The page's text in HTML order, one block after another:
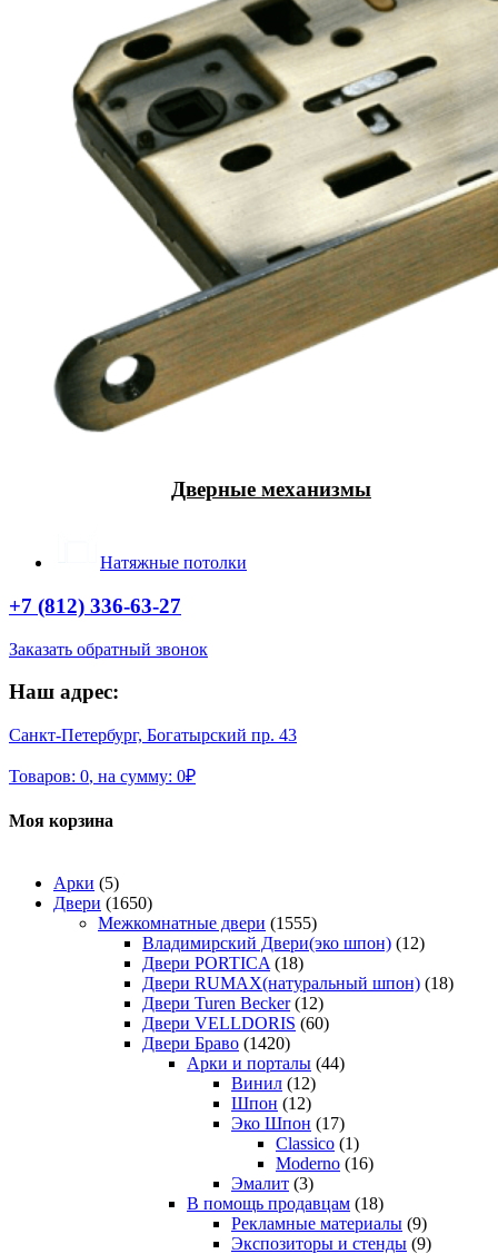
Дверные механизмы
Натяжные потолки
+7 (812) 336-63-27
Заказать обратный звонок
Наш адрес:
Санкт-Петербург, Богатырский пр. 43
Товаров: 0, на сумму: 0₽
Моя корзина
Арки (5)
Двери (1650)
Межкомнатные двери (1555)
Владимирский Двери(эко шпон) (12)
Двери PORTICA (18)
Двери RUMAX(натуральный шпон) (18)
Двери Turen Becker (12)
Двери VELLDORIS (60)
Двери Браво (1420)
Арки и порталы (44)
Винил (12)
Шпон (12)
Эко Шпон (17)
Classico (1)
Moderno (16)
Эмалит (3)
В помощь продавцам (18)
Рекламные материалы (9)
Экспозиторы и стенды (9)